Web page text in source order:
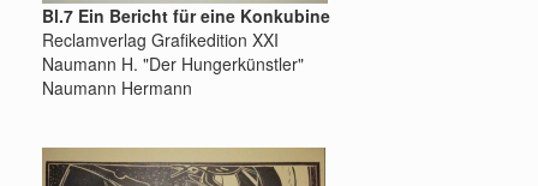
Bl.7 Ein Bericht für eine Konkubine
Reclamverlag Grafikedition XXI
Naumann H. "Der Hungerkünstler"
Naumann Hermann